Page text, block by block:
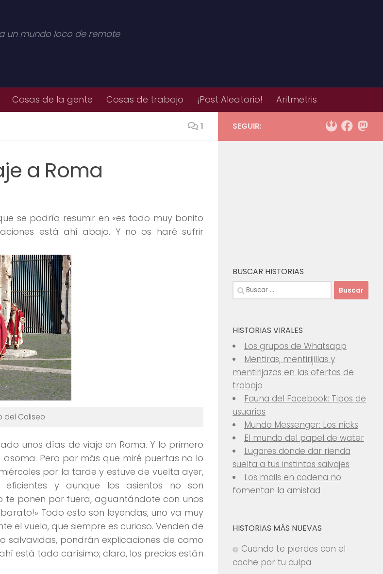
un mundo loco de remate
Cosas de la gente Cosas de trabajo ¡Post Aleatorio! Aritmetris
1
a Roma
se podría resumir en «es todo muy bonito
está ahí abajo. Y no os haré sufrir
del Coliseo
unos días de viaje en Roma. Y lo primero
Pero por más que miré puertas no lo
por la tarde y estuve de vuelta ayer,
eficientes y aunque los asientos no son
te ponen por fuera, aguantándote con unos
Todo esto son leyendas, uno va muy
el vuelo, que siempre es curioso. Venden de
salvavidas, pondrán explicaciones de como
está todo carísimo; claro, los precios están
SEGUIR:
BUSCAR HISTORIAS
Buscar:
HISTORIAS VIRALES
Los grupos de Whatsapp
Mentiras, mentirijillas y
mentirijazas en las ofertas de
trabajo
Fauna del Facebook: Tipos de
usuarios
Mundo Messenger: Los nicks
El mundo del papel de water
Lugares donde dar rienda
suelta a tus instintos salvajes
Los mails en cadena no
fomentan la amistad
HISTORIAS MÁS NUEVAS
Cuando te pierdes con el
coche por tu culpa